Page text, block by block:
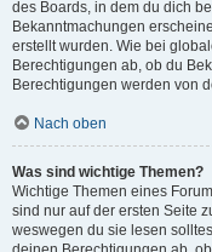
des Boards, in dem du dich
Bekanntmachungen
erstellt wurden. Wie bei
Berechtigungen ab, ob du
Berechtigungen werden von
Nach oben
Was sind wichtige Themen?
Wichtige Themen eines
sind nur auf der ersten Seite
weswegen du sie lesen